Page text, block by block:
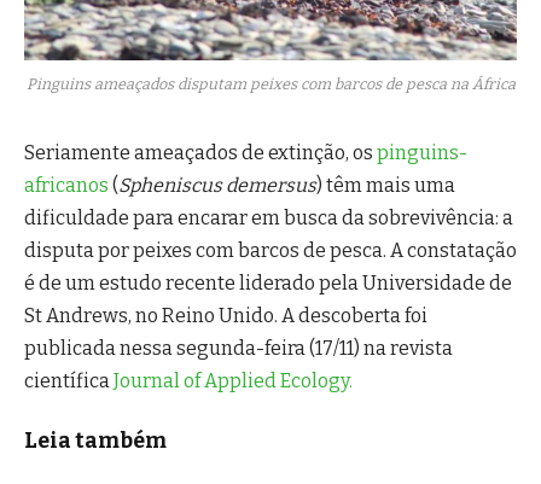
Pinguins ameaçados disputam peixes com barcos de pesca na África
Seriamente ameaçados de extinção, os pinguins-
africanos (Spheniscus demersus) têm mais uma
dificuldade para encarar em busca da sobrevivência: a
disputa por peixes com barcos de pesca. A constatação
é de um estudo recente liderado pela Universidade de
St Andrews, no Reino Unido. A descoberta foi
publicada nessa segunda-feira (17/11) na revista
científicaJournal of Applied Ecology.
Leia também